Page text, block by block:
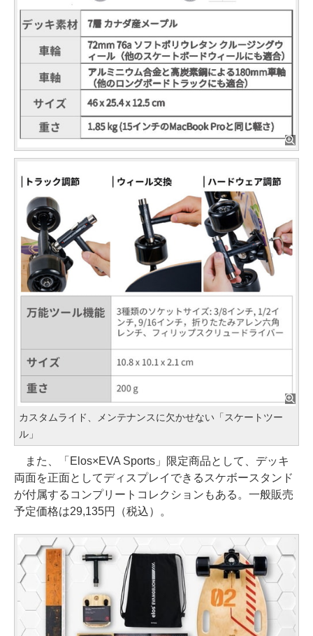
カスタムライド、メンテナンスに欠かせない「スケートツー
ル」
また、「Elos×EVA Sports」限定商品として、デッキ
両面を正面としてディスプレイできるスケボースタンド
が付属するコンプリートコレクションもある。一般販売
予定価格は29,135円（税込）。